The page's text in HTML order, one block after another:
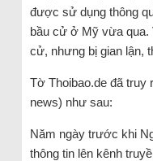
được sử dụng thông
bầu cử ở Mỹ vừa qua.
cử, nhưng bị gian lận,
Tờ Thoibao.de đã truy
news) như sau:
Năm ngày trước khi
thông tin lên kênh